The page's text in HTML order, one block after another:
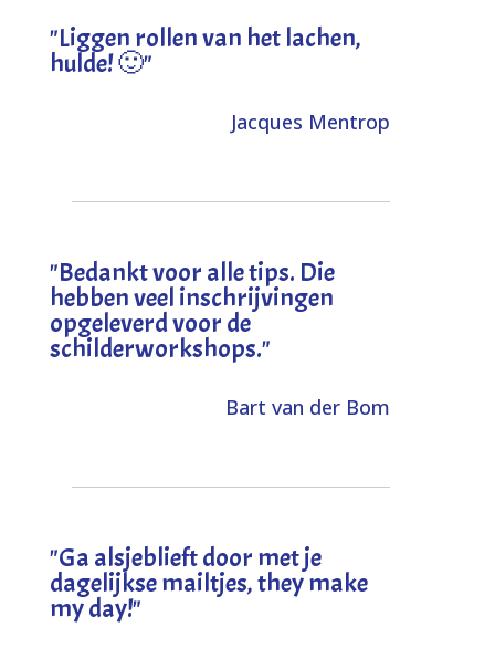
"Liggen rollen van het lachen,
hulde! 🙂"
Jacques Mentrop
"Bedankt voor alle tips. Die
hebben veel inschrijvingen
opgeleverd voor de
schilderworkshops."
Bart van der Bom
"Ga alsjeblieft door met je
dagelijkse mailtjes, they make
my day!"